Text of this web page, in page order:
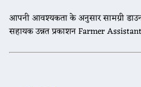
आपनी आवश्यकता के अनुसार सामग्री
सहायक उन्नत प्रकाशन Farmer